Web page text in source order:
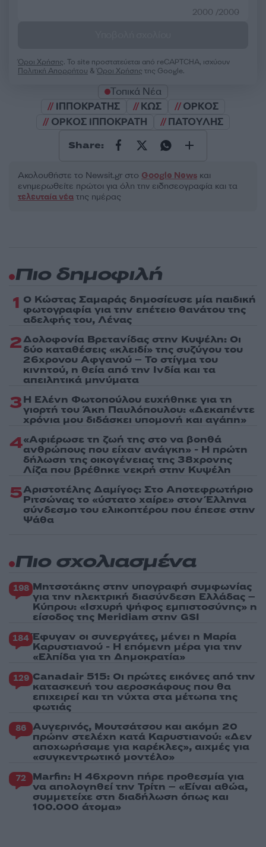
2000 /2000
Όροι Χρήσης. Το site προστατεύεται από reCAPTCHA, ισχύουν
Πολιτική Απορρήτου &Όροι Χρήσης της Google.
Τοπικά Νέα
ΙΠΠΟΚΡΑΤΗΣ
ΚΩΣ
ΟΡΚΟΣ
ΟΡΚΟΣ ΙΠΠΟΚΡΑΤΗ
ΠΑΤΟΥΛΗΣ
Share:
Ακολουθήστε το Νewsit.gr στο Google News και
ενημερωθείτε πρώτοι για όλη την ειδησεογραφία και τα
τελευταία νέα της ημέρας
Πιο δημοφιλή
1 Ο Κώστας Σαμαράς δημοσίευσε μία παιδική
φωτογραφία για την επέτειο θανάτου της
αδελφής του, Λένας
2Δολοφονία Βρετανίδας στην Κυψέλη: Οι
δύο καταθέσεις «κλειδί» της συζύγου του
26χρονου Αφγανού – Το στίγμα του
κινητού, η θεία από την Ινδία και τα
απειλητικά μηνύματα
3Η Ελένη Φωτοπούλου ευχήθηκε για τη
γιορτή του Άκη Παυλόπουλου: «Δεκαπέντε
χρόνια μου διδάσκει υπομονή και αγάπη»
4«Αφιέρωσε τη ζωή της στο να βοηθά
ανθρώπους που είχαν ανάγκη» - Η πρώτη
δήλωση της οικογένειας της 38χρονης
Λίζα που βρέθηκε νεκρή στην Κυψέλη
5Αριστοτέλης Δαμίγος: Στο Αποτεφρωτήριο
Ριτσώνας το «ύστατο χαίρε» στον Έλληνα
σύνδεσμο του ελικοπτέρου που έπεσε στην
Ψάθα
Πιο σχολιασμένα
198 Μητσοτάκης στην υπογραφή συμφωνίας
για την ηλεκτρική διασύνδεση Ελλάδας –
Κύπρου: «Ισχυρή ψήφος εμπιστοσύνης» η
είσοδος της Meridiam στην GSI
184 Έφυγαν οι συνεργάτες, μένει η Μαρία
Καρυστιανού - Η επόμενη μέρα για την
«Ελπίδα για τη Δημοκρατία»
129 Canadair 515: Οι πρώτες εικόνες από την
κατασκευή του αεροσκάφους που θα
επιχειρεί και τη νύχτα στα μέτωπα της
φωτιάς
86 Αυγερινός, Μουτσάτσου και ακόμη 20
πρώην στελέχη κατά Καρυστιανού: «Δεν
αποχωρήσαμε για καρέκλες», αιχμές για
«συγκεντρωτικό μοντέλο»
72 Marfin: Η 46χρονη πήρε προθεσμία για
να απολογηθεί την Τρίτη – «Είναι αθώα,
συμμετείχε στη διαδήλωση όπως και
100.000 άτομα»